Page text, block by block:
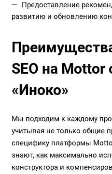
Предоставление
развитию и обновлению
SEO на Mottor
«Иноко»
Мы подходим к каждому
учитывая не только общие
специфику платформы
знают, как максимально
конструктора и